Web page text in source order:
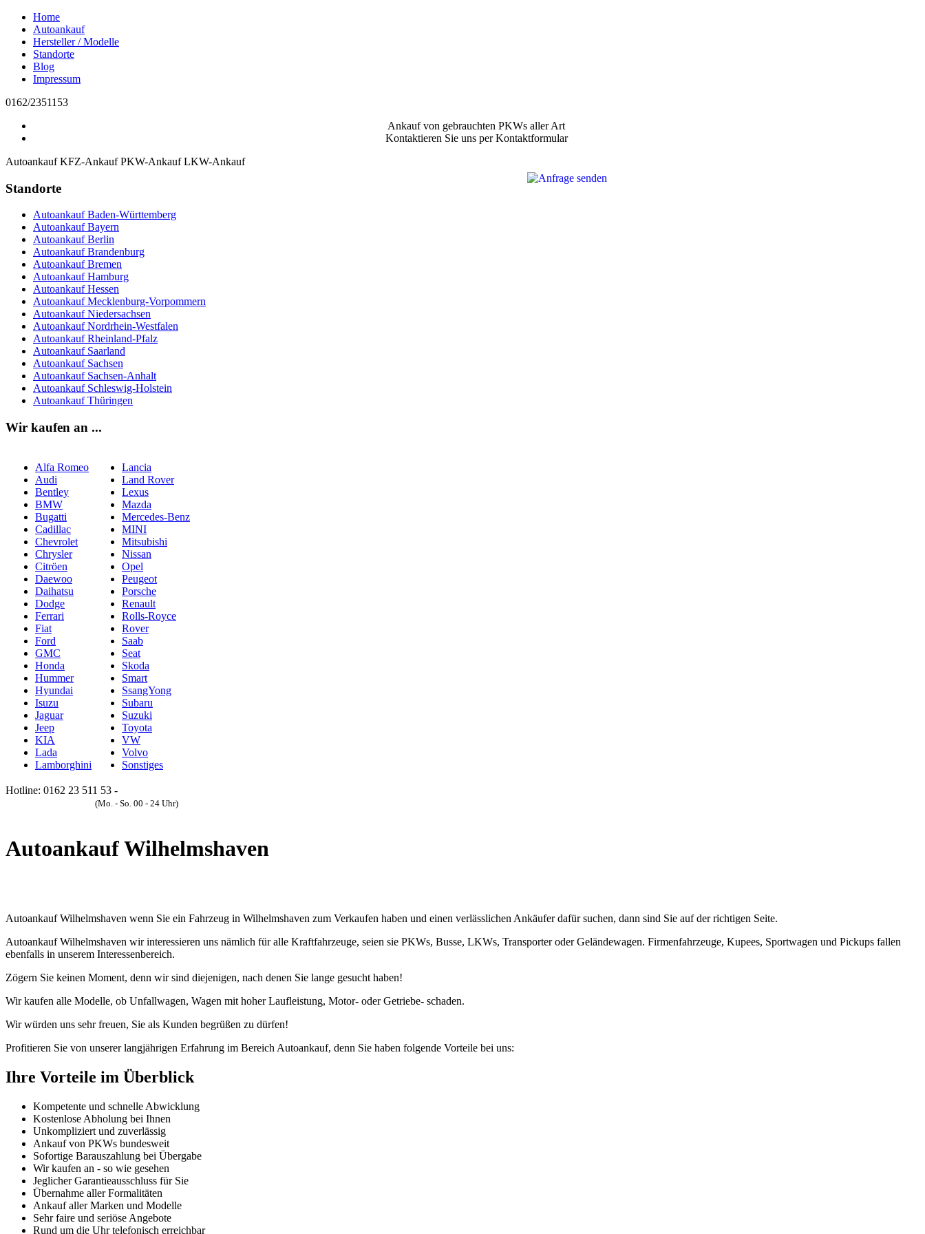
Home
Autoankauf
Hersteller / Modelle
Standorte
Blog
Impressum
0162/2351153
Ankauf von gebrauchten PKWs aller Art
Kontaktieren Sie uns per Kontaktformular
Autoankauf KFZ-Ankauf PKW-Ankauf LKW-Ankauf
Standorte
Autoankauf Baden-Württemberg
Autoankauf Bayern
Autoankauf Berlin
Autoankauf Brandenburg
Autoankauf Bremen
Autoankauf Hamburg
Autoankauf Hessen
Autoankauf Mecklenburg-Vorpommern
Autoankauf Niedersachsen
Autoankauf Nordrhein-Westfalen
Autoankauf Rheinland-Pfalz
Autoankauf Saarland
Autoankauf Sachsen
Autoankauf Sachsen-Anhalt
Autoankauf Schleswig-Holstein
Autoankauf Thüringen
Wir kaufen an ...
Alfa Romeo
Audi
Bentley
BMW
Bugatti
Cadillac
Chevrolet
Chrysler
Citröen
Daewoo
Daihatsu
Dodge
Ferrari
Fiat
Ford
GMC
Honda
Hummer
Hyundai
Isuzu
Jaguar
Jeep
KIA
Lada
Lamborghini
Lancia
Land Rover
Lexus
Mazda
Mercedes-Benz
MINI
Mitsubishi
Nissan
Opel
Peugeot
Porsche
Renault
Rolls-Royce
Rover
Saab
Seat
Skoda
Smart
SsangYong
Subaru
Suzuki
Toyota
VW
Volvo
Sonstiges
Hotline: 0162 23 511 53 -
(Mo. - So. 00 - 24 Uhr)
Autoankauf Wilhelmshaven
Autoankauf Wilhelmshaven wenn Sie ein Fahrzeug in Wilhelmshaven zum Verkaufen haben und einen verlässlichen Ankäufer dafür suchen, dann sind Sie auf der richtigen Seite.
Autoankauf Wilhelmshaven wir interessieren uns nämlich für alle Kraftfahrzeuge, seien sie PKWs, Busse, LKWs, Transporter oder Geländewagen. Firmenfahrzeuge, Kupees, Sportwagen und Pickups fallen
ebenfalls in unserem Interessenbereich.
Zögern Sie keinen Moment, denn wir sind diejenigen, nach denen Sie lange gesucht haben!
Wir kaufen alle Modelle, ob Unfallwagen, Wagen mit hoher Laufleistung, Motor- oder Getriebe- schaden.
Wir würden uns sehr freuen, Sie als Kunden begrüßen zu dürfen!
Profitieren Sie von unserer langjährigen Erfahrung im Bereich Autoankauf, denn Sie haben folgende Vorteile bei uns:
Ihre Vorteile im Überblick
Kompetente und schnelle Abwicklung
Kostenlose Abholung bei Ihnen
Unkompliziert und zuverlässig
Ankauf von PKWs bundesweit
Sofortige Barauszahlung bei Übergabe
Wir kaufen an - so wie gesehen
Jeglicher Garantieausschluss für Sie
Übernahme aller Formalitäten
Ankauf aller Marken und Modelle
Sehr faire und seriöse Angebote
Rund um die Uhr telefonisch erreichbar